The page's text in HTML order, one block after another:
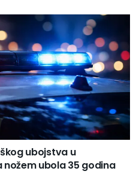
ubojstva u
nožem ubola 35 godina